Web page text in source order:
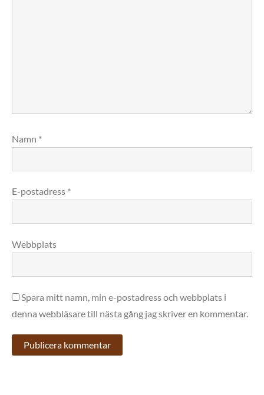
Namn *
E-postadress *
Webbplats
Spara mitt namn, min e-postadress och webbplats i
denna webbläsare till nästa gång jag skriver en kommentar.